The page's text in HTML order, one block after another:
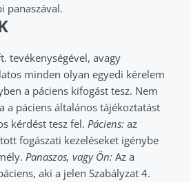
panaszával.
tevékenységével, avagy
minden olyan egyedi kérelem
a páciens kifogást tesz. Nem
a páciens általános tájékoztatást
kérdést tesz fel. Páciens: az
fogászati kezeléseket igénybe
Panaszos, vagy Ön: Az a
aki a jelen Szabályzat 4.